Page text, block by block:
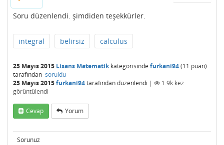
Soru düzenlendi. şimdiden teşekkürler.
integral belirsiz calculus
25 Mayıs 2015 Lisans Matematikkategorisinde furkani94(11 puan)
tarafından soruldu
25 Mayıs 2015furkani94tarafındandüzenlendi | 1.9k kez
görüntülendi
Cevap Yorum
Sorunuz